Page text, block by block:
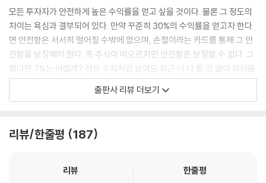
③ 할인채
④ 변동금리형 채권
⑤ ABS 채권
⑥ 메자닌 채권
⑦ 지,녹 채권
3 실전 채권투자 지식-심화
① 10,000원 이하의 가격으로만 채권을 매수해야 할까?
③ 신용평가회사 홈페이지 활용 방법
한 돈을 벌기 위해 일해야 하는 상태가 계속되는 것이다.
채권은 이런 딜레마에 대한 해결책을 굉장히 구체적으로 제시해 주는 투자
수단이다. 이론적으로 우리가 생활하는 데 필요한 한 달 생활비를 산출한
뒤 그 금액만큼 채권 이자가 발생하도록 채권에 투자할 금액을 모으면 되
기 때문이다. 채권에서 발생하는 이자는 거의 노력하지 않아도 자동으로
계속해서 창출된다. 우리가 아무런 일을 하지 않아도 자유롭게 먹고살 수
있는 경제적 자유의 상태로 만들어 주는 것이다.
체 요소들을 활용한다면 MTS로 채권투자를 진행하는 것이 심각한 문제
모든 투자자가 안전하게 높은 수익률을 얻고 싶을 것이다. 물론 그 정도의
차이는 욕심과 결부되어 있다. 만약 꾸준히 30%의 수익률을 얻고자 한다
면 안전함은 서서히 멀어질 수밖에 없으며, 손절이라는 카드를 통해 그 안
전함을 보장해야 한다. 즉 주식이 떠오르지만 안전함은 보장할 수 없다. 그
렇다면 7%는 어떨까? 적은 수치처럼 보여도 최근 너 나 할 것 없이 뛰어들
었던 적금 금리 5%보다 무려 2%나 높은 수치다. 이 경우에는 충분히 안전
하게 높은 수익률을 얻을 수 있는 수단이 있다. 바로 채권이다.
가 투자할 수 있는 수단이며, 그래서 돈이 많아야 한다고 생각한다. 하지만
을까? 결국은 배움의 문제다. 알려 주는 곳이 그만큼 없었다고 볼 수 있다.
출판사 리뷰 더보기
리뷰/한줄평 187
리뷰 한줄평